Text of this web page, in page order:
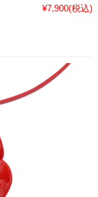
¥7,900(税込)